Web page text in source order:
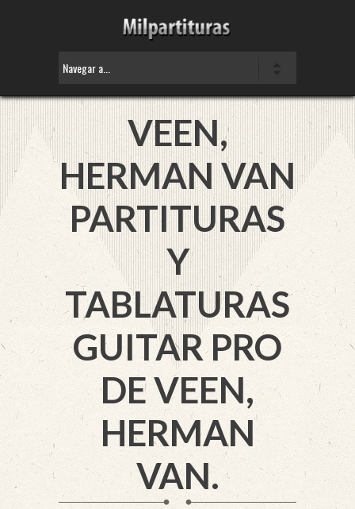
VEEN,
HERMAN VAN
PARTITURAS
Y
TABLATURAS
GUITAR PRO
DE VEEN,
HERMAN
VAN.